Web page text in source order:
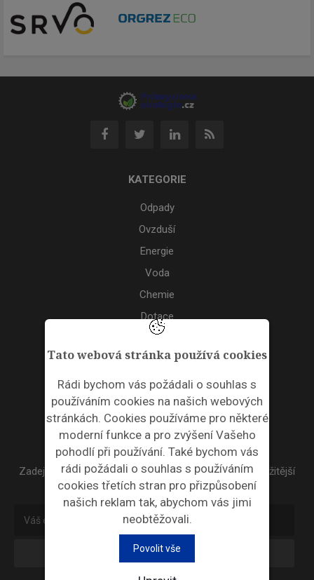
Tato webová stránka používá cookies
Rádi bychom vás požádali o souhlas s
používáním cookies na našich webových
stránkách. Cookies používáme pro některé
moderní funkce a pro zvýšení Vašeho
pohodlí při používání. Také bychom vás
rádi požádali o souhlas s používáním
cookies třetích stran pro přizpůsobení
našich reklam tak, abychom vás jimi
neobtěžovali.
Povolit vše
KATEGORIE
Odpady
Ovzduší
Energie
Voda
Chemie
Dotace
Akce
ODPADNÍ PLASTY
NEWSLETTER
Zadejte váš email a my Vám budeme zasílat ty nejdůležitější
informace, maximálně 1x týdně.
Odebírat